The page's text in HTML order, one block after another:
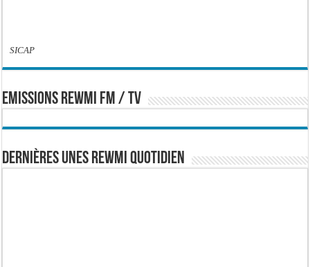
SICAP
EMISSIONS REWMI FM / TV
Dernières Unes Rewmi Quotidien